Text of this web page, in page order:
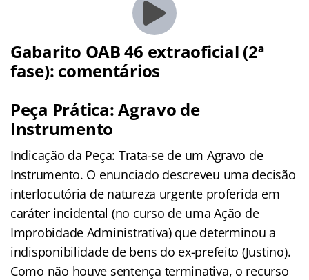
Gabarito OAB 46 extraoficial (2ª
fase): comentários
Peça Prática: Agravo de
Instrumento
Indicação da Peça: Trata-se de um Agravo de
Instrumento. O enunciado descreveu uma decisão
interlocutória de natureza urgente proferida em
caráter incidental (no curso de uma Ação de
Improbidade Administrativa) que determinou a
indisponibilidade de bens do ex-prefeito (Justino).
Como não houve sentença terminativa, o recurso